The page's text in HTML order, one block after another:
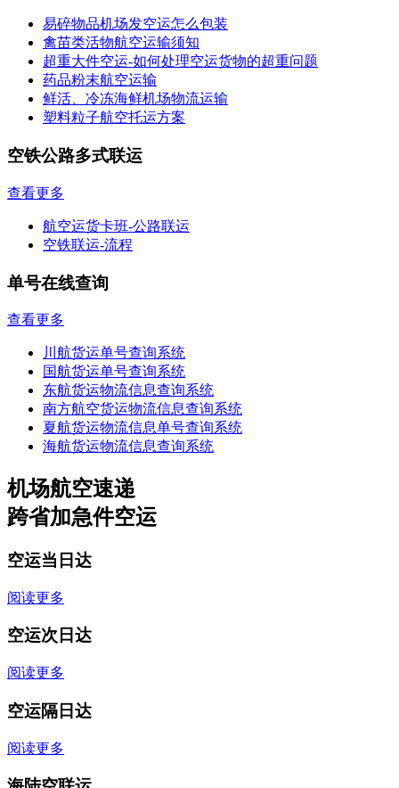
易碎物品机场发空运怎么包装
禽苗类活物航空运输须知
超重大件空运-如何处理空运货物的超重问题
药品粉末航空运输
鲜活、冷冻海鲜机场物流运输
塑料粒子航空托运方案
空铁公路多式联运
查看更多
航空运货卡班-公路联运
空铁联运-流程
单号在线查询
查看更多
川航货运单号查询系统
国航货运单号查询系统
东航货运物流信息查询系统
南方航空货运物流信息查询系统
夏航货运物流信息单号查询系统
海航货运物流信息查询系统
机场航空速递
跨省加急件空运
空运当日达
阅读更多
空运次日达
阅读更多
空运隔日达
阅读更多